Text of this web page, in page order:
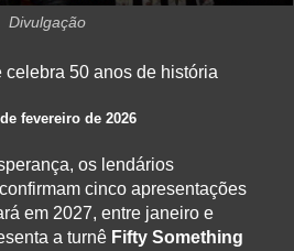
Divulgação
celebra 50 anos de história
fevereiro de 2026
os lendários
confirmam cinco apresentações
em 2027, entre janeiro e
a turnê Fifty Something